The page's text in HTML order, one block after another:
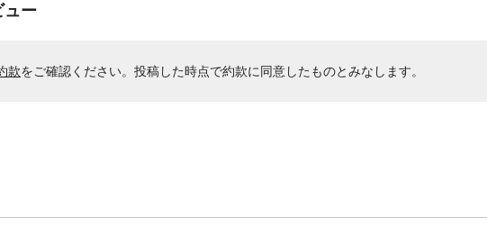
ュー
款をご確認ください。投稿した時点で約款に同意したものとみなします。